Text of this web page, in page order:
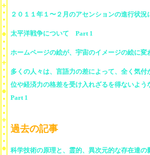
２０１１年１〜２月のアセンションの進行状
太平洋戦争について Part 1
ホームページの絵が、宇宙のイメージの絵に変
多くの人々は、言語力の差によって、全く気付
位や経済力の格差を受け入れざるを得ないよ
Part 1
過去の記事
科学技術の原理と、霊的、異次元的な存在達